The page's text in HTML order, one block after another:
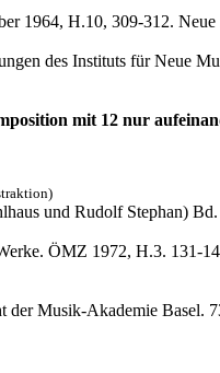
1964, H.10, 309-312.
des Instituts für Neue
mit 12 nur
und Rudolf Stephan)
ÖMZ 1972, H.3. 131-
der Musik-Akademie Basel.